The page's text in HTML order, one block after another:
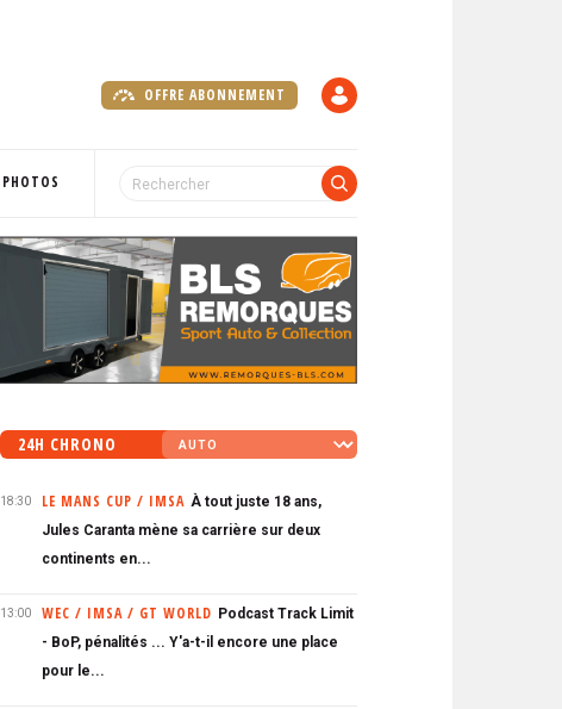
OFFRE ABONNEMENT
PHOTOS
24H CHRONO
18:30 LE MANS CUP / IMSA À tout juste 18 ans,
Jules Caranta mène sa carrière sur deux
continents en...
13:00 WEC / IMSA / GT WORLD Podcast Track Limit
- BoP, pénalités ... Y'a-t-il encore une place
pour le...